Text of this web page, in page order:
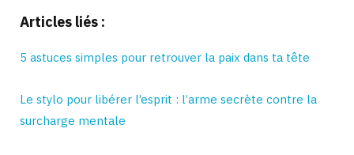
Articles liés :
5 astuces simples pour retrouver la paix dans ta tête
Le stylo pour libérer l’esprit : l’arme secrète contre la
surcharge mentale